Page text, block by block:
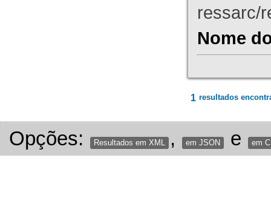
ressarc/
Nome
1 resultados
Opções: Resultados em XML , em JSON e em